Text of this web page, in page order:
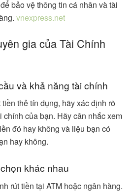
bảo vệ thông tin cá nhân và tài
vnexpress.net
gia của Tài Chính
và khả năng tài chính
thẻ tín dụng, hãy xác định rõ
chính của bạn. Hãy cân nhắc xem
đó hay không và liệu bạn có
hay không.
khác nhau
rút tiền tại ATM hoặc ngân hàng.